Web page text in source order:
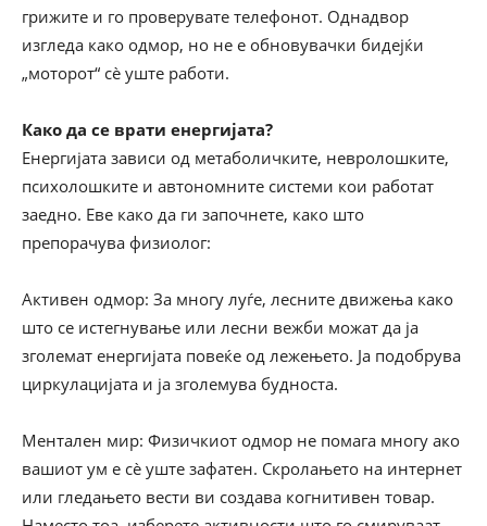
грижите и го проверувате телефонот. Однадвор
изгледа како одмор, но не е обновувачки бидејќи
„моторот“ сè уште работи.
Како да се врати енергијата?
Енергијата зависи од метаболичките, невролошките,
психолошките и автономните системи кои работат
заедно. Еве како да ги започнете, како што
препорачува физиолог:
Активен одмор: За многу луѓе, лесните движења како
што се истегнување или лесни вежби можат да ја
зголемат енергијата повеќе од лежењето. Ја подобрува
циркулацијата и ја зголемува будноста.
Ментален мир: Физичкиот одмор не помага многу ако
вашиот ум е сè уште зафатен. Скролањето на интернет
или гледањето вести ви создава когнитивен товар.